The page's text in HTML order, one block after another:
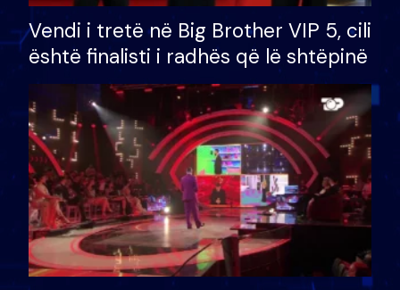
Vendi i tretë në Big Brother VIP 5, cili
është finalisti i radhës që lë shtëpinë